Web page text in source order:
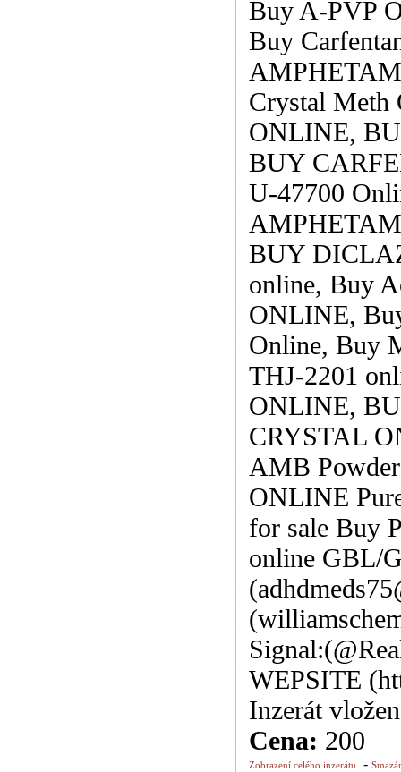
Buy A-PVP
Buy
Crystal
ONLINE,
BUY
U-47700
BUY
online, Buy
ONLINE,
Online, Buy
THJ-2201
ONLINE,
CRYSTAL
AMB
ONLINE
for sale Buy
online GBL/
WEPSITE
Inzerát
Cena: 200
Zobrazení celého inzerátu -